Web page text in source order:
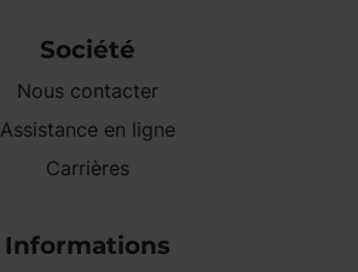
Société
Nous contacter
Assistance en ligne
Carrières
Informations